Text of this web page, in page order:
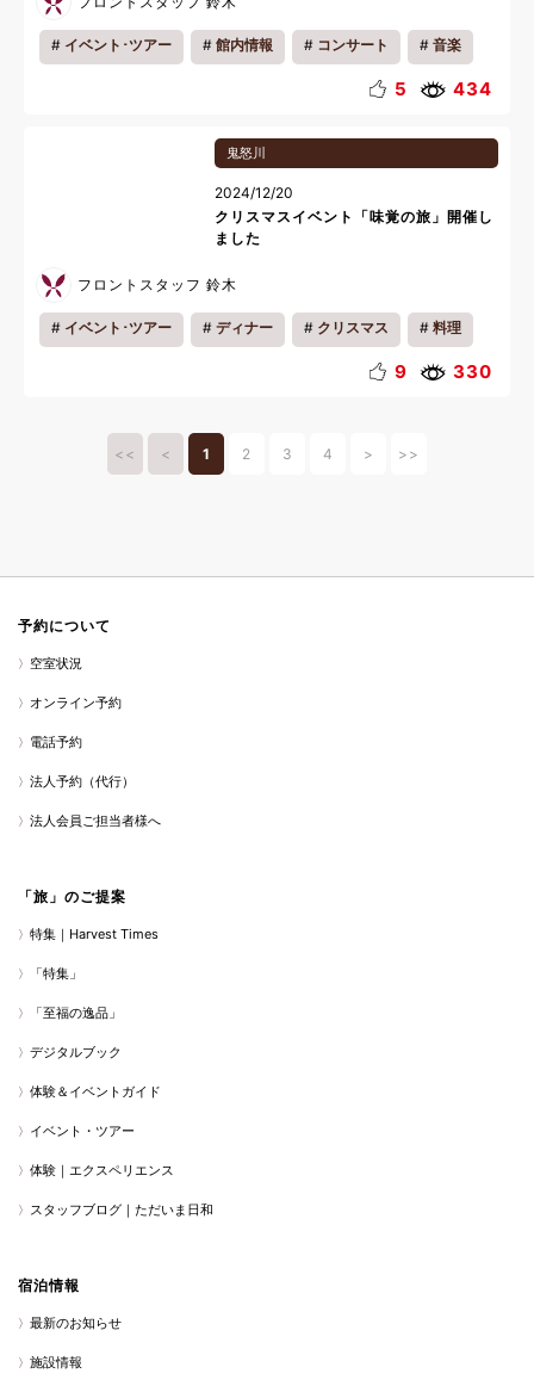
イベント･ツアー 館内情報 コンサート 音楽
5 434
鬼怒川
2024/12/20
クリスマスイベント「味覚の旅」開催し
ました
フロントスタッフ 鈴木
イベント･ツアー ディナー クリスマス 料理
9 330
<< < 1 2 3 4 > >>
予約について
空室状況
オンライン予約
電話予約
法人予約（代行）
法人会員ご担当者様へ
「旅」のご提案
特集｜Harvest Times
「特集」
「至福の逸品」
デジタルブック
体験＆イベントガイド
イベント・ツアー
体験｜エクスペリエンス
スタッフブログ｜ただいま日和
宿泊情報
最新のお知らせ
施設情報